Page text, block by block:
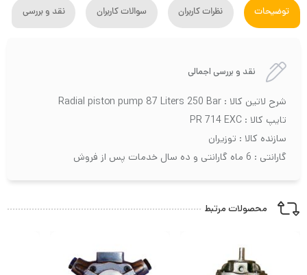
توضیحات نظرات کاربران سوالات کاربران نقد و بررسی
نقد و بررسی اجمالی
شرح لاتین کالا : Radial piston pump 87 Liters 250 Bar
تایپ کالا : PR 714 EXC
سازنده کالا : توزیران
گارانتی : 6 ماه گارانتی و ده سال خدمات پس از فروش
محصولات مرتبط